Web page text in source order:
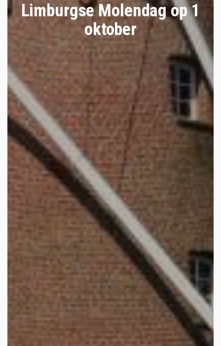
Limburgse Molendag op 1
oktober